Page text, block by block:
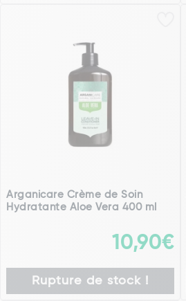
Arganicare Crème de Soin
Hydratante Aloe Vera 400 ml
10,90€
Rupture de stock !